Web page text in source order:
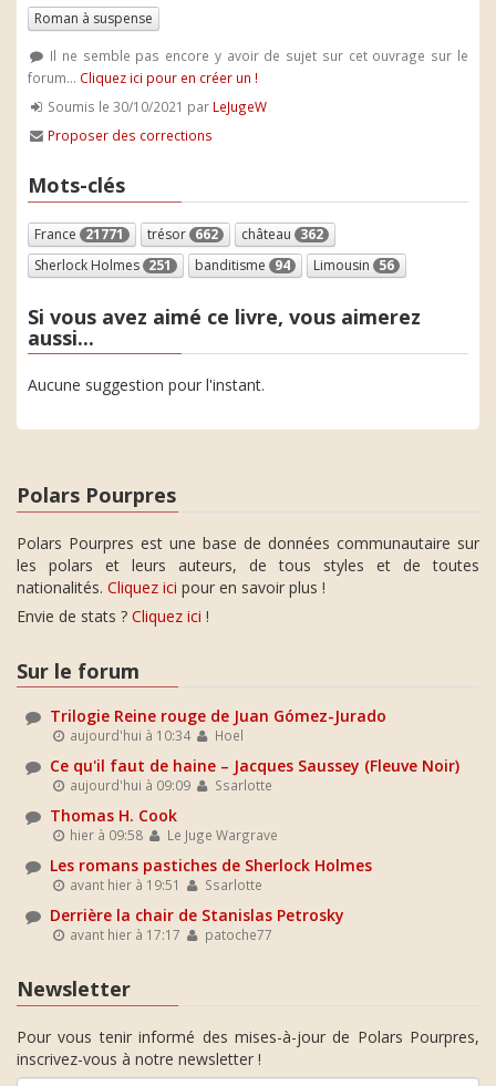
Roman à suspense
Il ne semble pas encore y avoir de sujet sur cet ouvrage sur le
forum... Cliquez ici pour en créer un !
Soumis le 30/10/2021 par LeJugeW
Proposer des corrections
Mots-clés
France 21771 trésor 662 château 362
Sherlock Holmes 251 banditisme 94 Limousin 56
Si vous avez aimé ce livre, vous aimerez
aussi...
Aucune suggestion pour l'instant.
Polars Pourpres
Polars Pourpres est une base de données communautaire sur
les polars et leurs auteurs, de tous styles et de toutes
nationalités. Cliquez ici pour en savoir plus !
Envie de stats ? Cliquez ici !
Sur le forum
Trilogie Reine rouge de Juan Gómez-Jurado
aujourd'hui à 10:34 Hoel
Ce qu'il faut de haine – Jacques Saussey (Fleuve Noir)
aujourd'hui à 09:09 Ssarlotte
Thomas H. Cook
hier à 09:58 Le Juge Wargrave
Les romans pastiches de Sherlock Holmes
avant hier à 19:51 Ssarlotte
Derrière la chair de Stanislas Petrosky
avant hier à 17:17 patoche77
Newsletter
Pour vous tenir informé des mises-à-jour de Polars Pourpres,
inscrivez-vous à notre newsletter !